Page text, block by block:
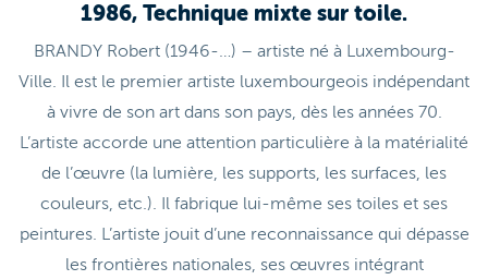
1986, Technique mixte sur toile.
BRANDY Robert (1946-…) – artiste né à Luxembourg-
Ville. Il est le premier artiste luxembourgeois indépendant
à vivre de son art dans son pays, dès les années 70.
L’artiste accorde une attention particulière à la matérialité
de l’œuvre (la lumière, les supports, les surfaces, les
couleurs, etc.). Il fabrique lui-même ses toiles et ses
peintures. L’artiste jouit d’une reconnaissance qui dépasse
les frontières nationales, ses œuvres intégrant